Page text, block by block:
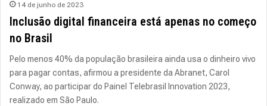
14 de junho de 2023
Inclusão digital financeira está apenas no começo
no Brasil
Pelo menos 40% da população brasileira ainda usa o dinheiro vivo
para pagar contas, afirmou a presidente da Abranet, Carol
Conway, ao participar do Painel Telebrasil Innovation 2023,
realizado em São Paulo.